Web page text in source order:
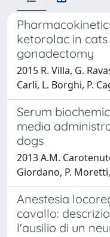
ketorolac in
gonadectomy
2015 R. Villa, G.
Carli, L. Borghi, P.
Serum
media
dogs
2013 A.M.
Giordano, P.
Anestesia
cavallo:
l'ausilio di un